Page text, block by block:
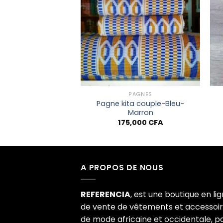
Ajouter à
la liste
de
souhaits
+
PAGNES
Pagne kita couple-Bleu-
Marron
175,000 CFA
A PROPOS DE NOUS
REFERENCIA, est une boutique en
de vente de vêtements et
de mode africaine et occidentale,